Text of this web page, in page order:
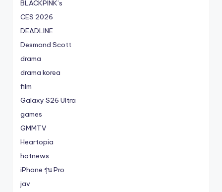
BLACKPINK’s
CES 2026
DEADLINE
Desmond Scott
drama
drama korea
film
Galaxy S26 Ultra
games
GMMTV
Heartopia
hotnews
iPhone รุ่น Pro
jav